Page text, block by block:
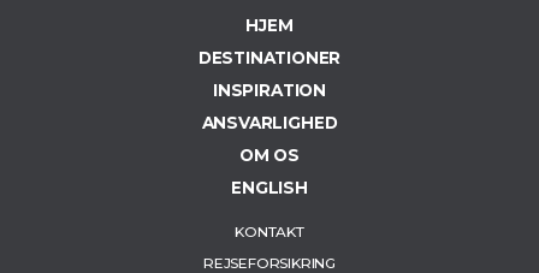
HJEM
DESTINATIONER
INSPIRATION
ANSVARLIGHED
OM OS
ENGLISH
KONTAKT
REJSEFORSIKRING